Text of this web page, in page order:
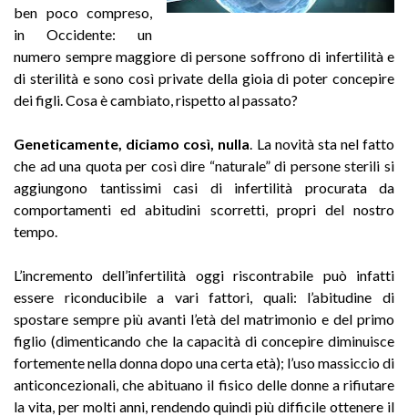
ben poco compreso,
in Occidente: un
numero sempre maggiore di persone soffrono di infertilità e
di sterilità e sono così private della gioia di poter concepire
dei figli. Cosa è cambiato, rispetto al passato?
Geneticamente, diciamo così, nulla . La novità sta nel fatto
che ad una quota per così dire “naturale” di persone sterili si
aggiungono tantissimi casi di infertilità procurata da
comportamenti ed abitudini scorretti, propri del nostro
tempo.
L’incremento dell’infertilità oggi riscontrabile può infatti
essere riconducibile a vari fattori, quali: l’abitudine di
spostare sempre più avanti l’età del matrimonio e del primo
figlio (dimenticando che la capacità di concepire diminuisce
fortemente nella donna dopo una certa età); l’uso massiccio di
anticoncezionali, che abituano il fisico delle donne a rifiutare
la vita, per molti anni, rendendo quindi più difficile ottenere il